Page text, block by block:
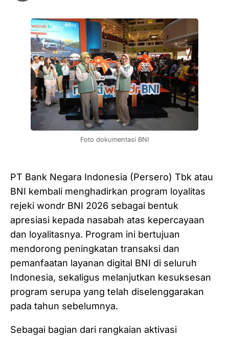
Foto dokumentasi BNI
PT Bank Negara Indonesia (Persero) Tbk atau
BNI kembali menghadirkan program loyalitas
rejeki wondr BNI 2026 sebagai bentuk
apresiasi kepada nasabah atas kepercayaan
dan loyalitasnya. Program ini bertujuan
mendorong peningkatan transaksi dan
pemanfaatan layanan digital BNI di seluruh
Indonesia, sekaligus melanjutkan kesuksesan
program serupa yang telah diselenggarakan
pada tahun sebelumnya.
Sebagai bagian dari rangkaian aktivasi